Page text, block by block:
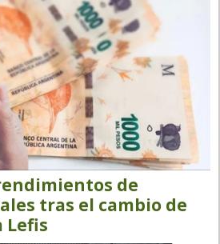
de
tras el cambio de
Lefis